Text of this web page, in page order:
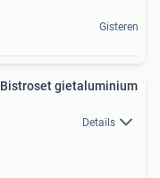
Gisteren
gietaluminium
Details